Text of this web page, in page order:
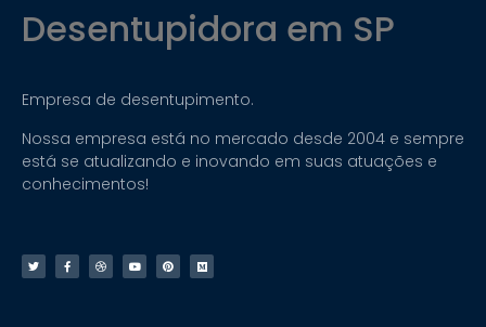
Desentupidora em SP
Empresa de desentupimento.
Nossa empresa está no mercado desde 2004 e sempre
está se atualizando e inovando em suas atuações e
conhecimentos!